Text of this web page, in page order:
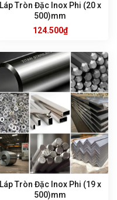
Láp Tròn Đặc Inox Phi (20 x
500)mm
124.500₫
Láp Tròn Đặc Inox Phi (19 x
500)mm